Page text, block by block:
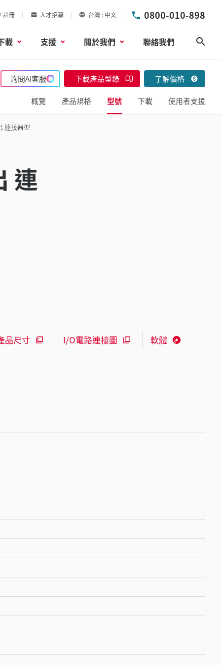
註冊 人才招募 台灣 中文 0800-010-898
載 支援 關於我們 聯絡我們
詢問AI客服 下載產品型錄 了解價格
概覽 產品規格 型號 下載 使用者支援
連接器型
連
品尺寸 I/O電路連接圖 軟體